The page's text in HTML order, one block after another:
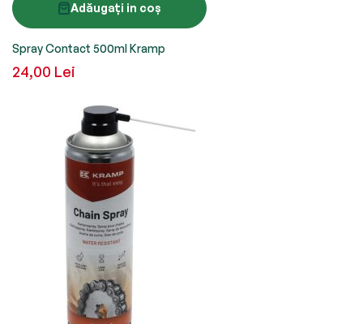
Adăugați in coș
Spray Contact 500ml Kramp
24,00 Lei